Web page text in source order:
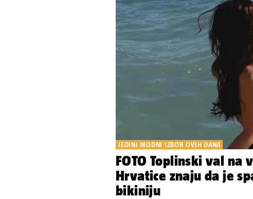
JEDINI MODNI IZBOR OVIH DANA
FOTO Toplinski val na
Hrvatice znaju da je
bikiniju